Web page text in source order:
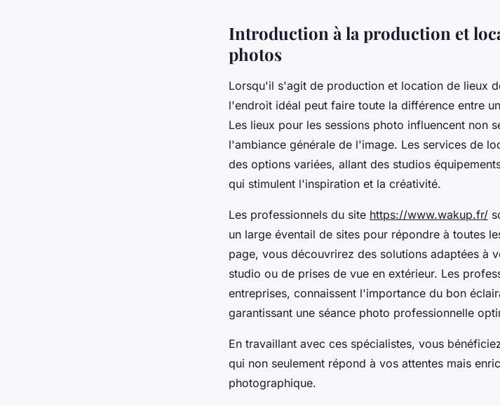
Introduction à la production et
photos
Lorsqu'il s'agit de production et location de lieux
l'endroit idéal peut faire toute la différence entre
Les lieux pour les sessions photo influencent non
l'ambiance générale de l'image. Les services de
des options variées, allant des studios
qui stimulent l'inspiration et la créativité.
Les professionnels du site https://www.wakup.fr/
un large éventail de sites pour répondre à toutes
page, vous découvrirez des solutions adaptées à
studio ou de prises de vue en extérieur. Les
entreprises, connaissent l'importance du bon
garantissant une séance photo professionnelle
En travaillant avec ces spécialistes, vous
qui non seulement répond à vos attentes mais
photographique.